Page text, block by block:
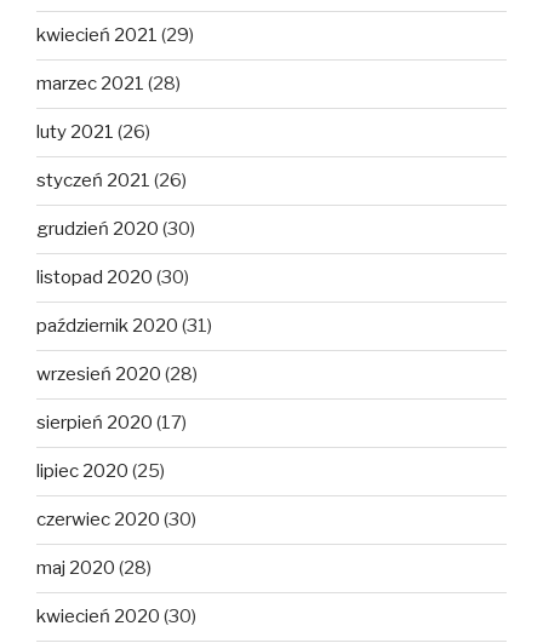
kwiecień 2021 (29)
marzec 2021 (28)
luty 2021 (26)
styczeń 2021 (26)
grudzień 2020 (30)
listopad 2020 (30)
październik 2020 (31)
wrzesień 2020 (28)
sierpień 2020 (17)
lipiec 2020 (25)
czerwiec 2020 (30)
maj 2020 (28)
kwiecień 2020 (30)